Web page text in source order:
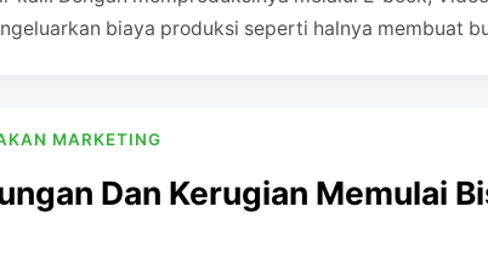
biaya produksi seperti halnya membuat
MARKETING
Dan Kerugian Memulai